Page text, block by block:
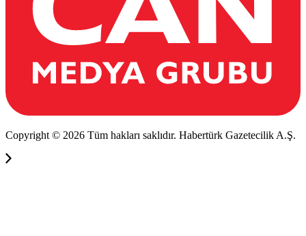
Copyright © 2026 Tüm hakları saklıdır. Habertürk Gazetecilik A.Ş.